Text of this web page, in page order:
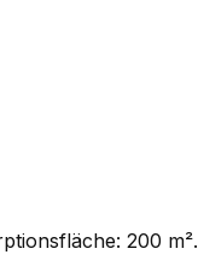
200 m².